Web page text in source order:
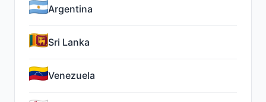
Argentina
Sri Lanka
Venezuela